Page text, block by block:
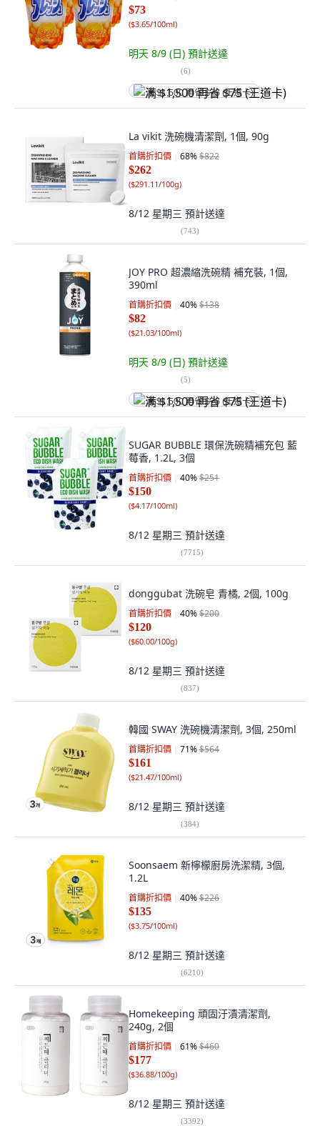
$73
($3.65/100ml)
明天 8/9 (日) 預計送達
(6)
满 $1,500 再省 $75 (王道卡)
La vikit 洗碗機清潔劑, 1個, 90g
首購折扣價 68%$822
$262
($291.11/100g)
8/12 星期三 預計送達
(743)
JOY PRO 超濃縮洗碗精 補充裝, 1個,
390ml
首購折扣價 40%$138
$82
($21.03/100ml)
明天 8/9 (日) 預計送達
(5)
满 $1,500 再省 $75 (王道卡)
SUGAR BUBBLE 環保洗碗精補充包 藍
莓香, 1.2L, 3個
首購折扣價 40%$251
$150
($4.17/100ml)
8/12 星期三 預計送達
(7715)
donggubat 洗碗皂 青橘, 2個, 100g
首購折扣價 40%$200
$120
($60.00/100g)
8/12 星期三 預計送達
(837)
韓國 SWAY 洗碗機清潔劑, 3個, 250ml
首購折扣價 71%$564
$161
($21.47/100ml)
8/12 星期三 預計送達
(384)
Soonsaem 新檸檬廚房洗潔精, 3個,
1.2L
首購折扣價 40%$226
$135
($3.75/100ml)
8/12 星期三 預計送達
(6210)
Homekeeping 頑固汙漬清潔劑,
240g, 2個
首購折扣價 61%$460
$177
($36.88/100g)
8/12 星期三 預計送達
(3392)